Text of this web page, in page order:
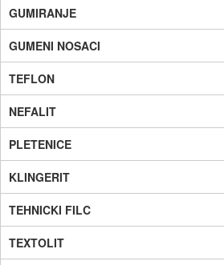
GUMIRANJE
GUMENI NOSACI
TEFLON
NEFALIT
PLETENICE
KLINGERIT
TEHNICKI FILC
TEXTOLIT